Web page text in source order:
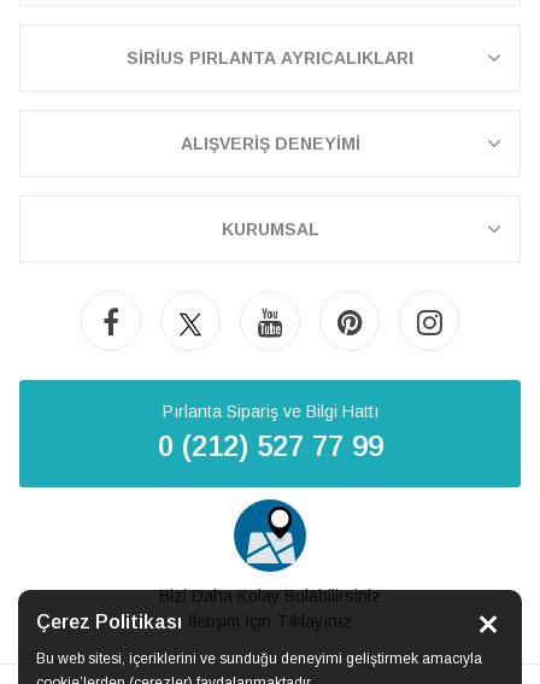
Çerez Politikası
Bu web sitesi, içeriklerini ve sunduğu deneyimi geliştirmek amacıyla
SİRİUS PIRLANTA AYRICALIKLARI
ALIŞVERİŞ DENEYİMİ
KURUMSAL
Pırlanta Sipariş ve Bilgi Hattı
0 (212) 527 77 99
Bizi Daha Kolay Bulabilirsiniz
İletişim İçin Tıklayınız